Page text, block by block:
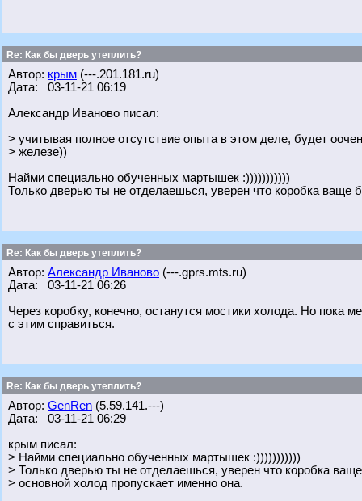
Re: Как бы дверь утеплить?
Автор: крым (---.201.181.ru)
Дата: 03-11-21 06:19
Александр Иваново писал:
> учитывая полное отсутствие опыта в этом деле, будет
> железе))
Найми специально обученных мартышек :)))))))))))
Только дверью ты не отделаешься, уверен что коробка ваще
Re: Как бы дверь утеплить?
Автор: Александр Иваново (---.gprs.mts.ru)
Дата: 03-11-21 06:26
Через коробку, конечно, останутся мостики холода. Но пока
с этим справиться.
Re: Как бы дверь утеплить?
Автор: GenRen (5.59.141.---)
Дата: 03-11-21 06:29
крым писал:
> Найми специально обученных мартышек :)))))))))))
> Только дверью ты не отделаешься, уверен что коробка
> основной холод пропускает именно она.